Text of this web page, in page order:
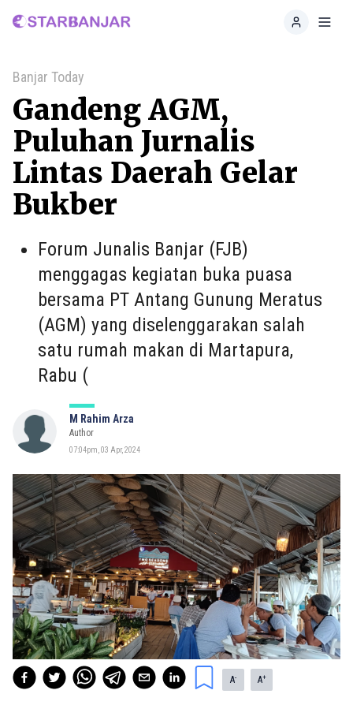
Home
Banjar Today
Gandeng AGM,
Puluhan Jurnalis
Lintas Daerah Gelar
Bukber
Forum Junalis Banjar (FJB)
menggagas kegiatan buka puasa
bersama PT Antang Gunung Meratus
(AGM) yang diselenggarakan salah
satu rumah makan di Martapura,
Rabu (
M Rahim Arza
Author
07:04pm, 03 Apr, 2024
A- A+